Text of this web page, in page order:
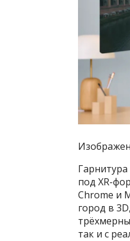
под XR-
Chrome и
город в
так и с